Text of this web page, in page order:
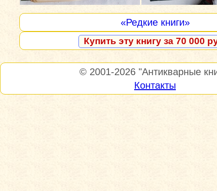
«Редкие книги»
Купить эту книгу за 70 000
© 2001-2026 "Антикварные
Контакты